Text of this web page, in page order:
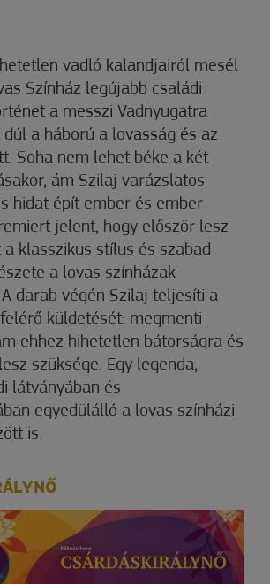
vadló kalandjairól mesél
Színház legújabb családi
a messzi Vadnyugatra
a háború a lovasság és az
Soha nem lehet béke a két
ám Szilaj varázslatos
hidat épít ember és ember
jelent, hogy először lesz
klasszikus stílus és szabad
a lovas színházak
darab végén Szilaj teljesíti a
küldetését: megmenti
ehhez hihetetlen bátorságra és
szüksége. Egy legenda,
látványában és
egyedülálló a lovas színházi
is.